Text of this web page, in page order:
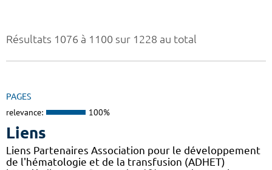
Résultats 1076 à 1100 sur 1228 au total
PAGES
relevance: 100%
Liens
Liens Partenaires Association pour le développement
de l'hématologie et de la transfusion (ADHET)